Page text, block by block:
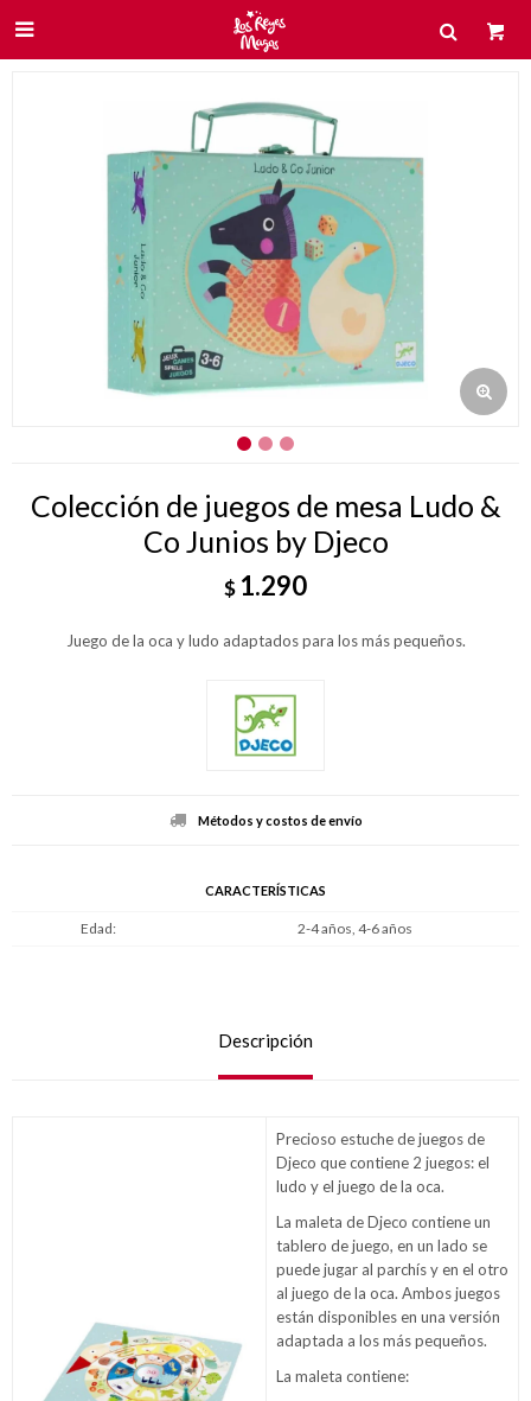

Colección de juegos de mesa Ludo &
Co Junios by Djeco
$ 1.290
Juego de la oca y ludo adaptados para los más pequeños.
Métodos y costos de envío
CARACTERÍSTICAS
Edad 2-4 años, 4-6 años
Descripción
Precioso estuche de juegos de
Djeco que contiene 2 juegos: el
ludo y el juego de la oca.
La maleta de Djeco contiene un
tablero de juego, en un lado se
puede jugar al parchís y en el otro
al juego de la oca. Ambos juegos
están disponibles en una versión
adaptada a los más pequeños.
La maleta contiene: